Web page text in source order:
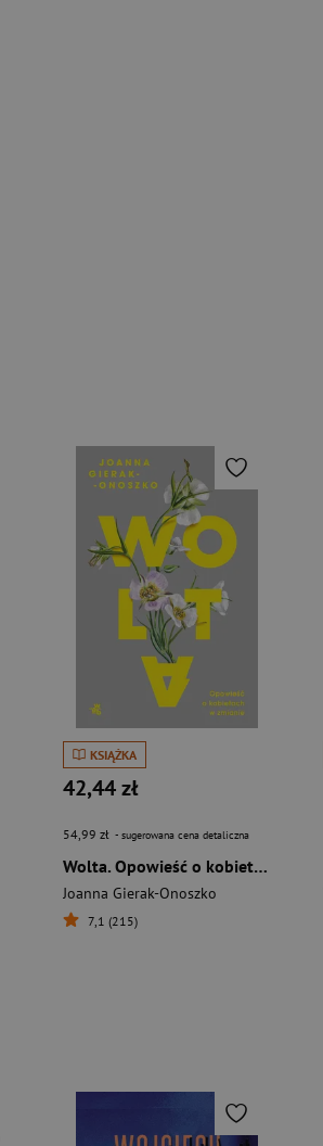
KSIĄŻKA
42,44 zł
54,99 zł - sugerowana cena detaliczna
Wolta. Opowieść o kobietach w zmianie
Joanna Gierak-Onoszko
7,1 (215)